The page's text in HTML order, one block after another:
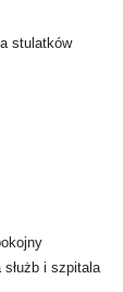
stulatków
i szpitala